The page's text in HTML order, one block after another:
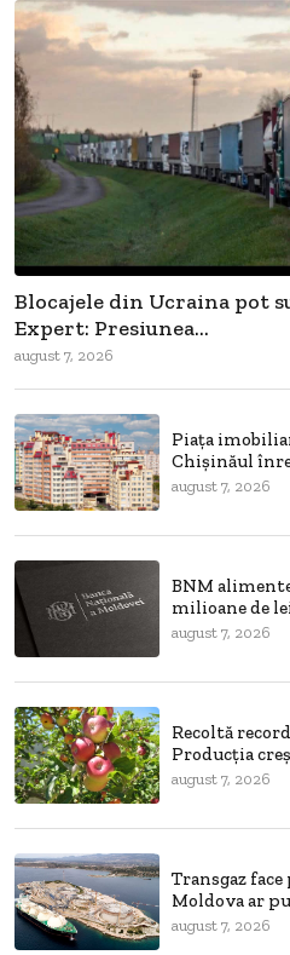
Blocajele din Ucraina pot
Expert: Presiunea...
august 7, 2026
Piața
Chișinăul
august 7, 2026
BNM
milioane de
august 7, 2026
Recoltă
Producția
august 7, 2026
Transgaz
Moldova ar
august 7, 2026